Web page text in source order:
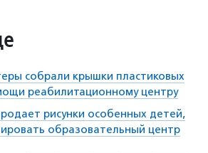
собрали крышки пластиковых
реабилитационному центру
рисунки особенных детей,
образовательный центр